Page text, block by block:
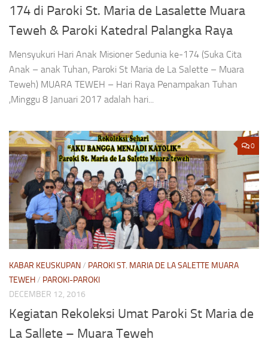
174 di Paroki St. Maria de Lasalette Muara
Teweh & Paroki Katedral Palangka Raya
Mensyukuri Hari Anak Misioner Sedunia ke-174 (Suka Cita
Anak – anak Tuhan, Paroki St Maria de La Salette – Muara
Teweh) MUARA TEWEH – Hari Raya Penampakan Tuhan
,Minggu 8 Januari 2017 adalah hari...
0
KABAR KEUSKUPAN/ PAROKI ST. MARIA DE LA SALETTE MUARA
TEWEH/ PAROKI-PAROKI
DECEMBER 12, 2016
Kegiatan Rekoleksi Umat Paroki St Maria de
La Sallete – Muara Teweh